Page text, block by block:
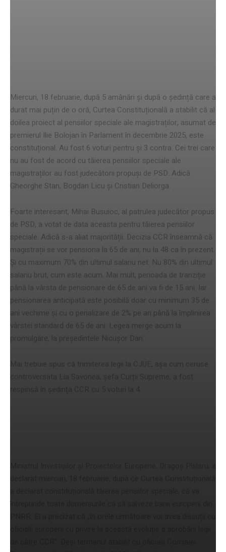
Miercuri, 18 februarie, după 5 amânări și după o ședință care a
durat mai puțin de o oră, Curtea Constituțională a stabilit că al
doilea proiect al pensiilor speciale ale magistraților, asumat de
premierul Ilie Bolojan în Parlament în decembrie 2025, este
constituțional. Au fost 6 voturi pentru și 3 contra. Cei trei care
nu au fost de acord cu tăierea pensiilor speciale ale
magistraților au fost judecătorii propuși de PSD. Adică
Gheorghe Stan, Bogdan Licu și Cristian Deliorga.
Foarte interesant, Mihai Busuioc, al patrulea judecător propus
de PSD, a votat de data aceasta pentru tăierea pensiilor
speciale. Adică s-a aliat majorității. Decizia CCR înseamnă că
magistrații se vor pensiona la 65 de ani, nu la 48 ca în prezent.
Și cu maximum 70% din ultimul salariu net. Nu 80% din ultimul
salariu brut, cum este acum. Mai mult, perioada de tranziție
până la vârsta de pensionare de 65 de ani va fi de 15 ani. Iar
pensionarea anticipată este posibilă doar cu minimum 35 de
ani vechime și cu o penalizare de 2% pe an până la împlinirea
vârstei standard de 65 de ani. Legea merge acum la
promulgare, la președintele Nicușor Dan.